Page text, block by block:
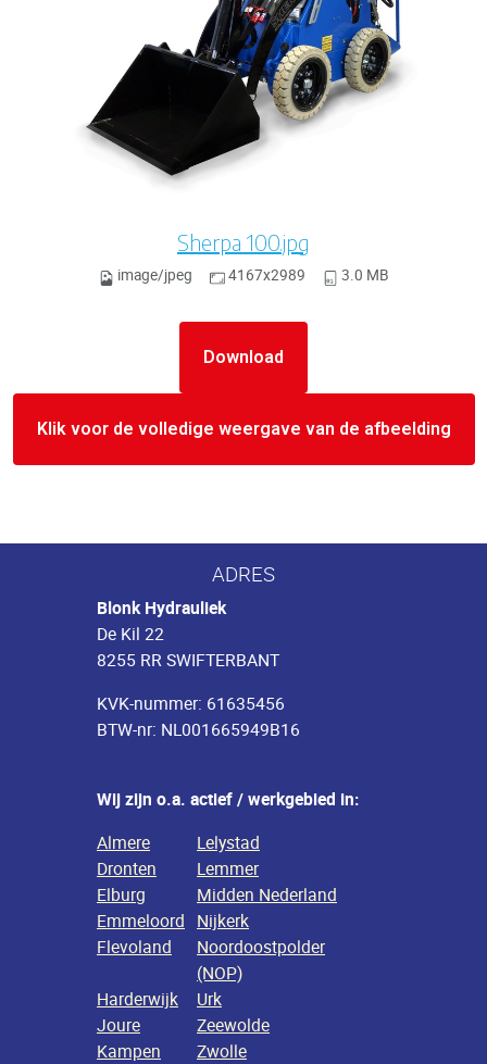
Sherpa 100.jpg
image/jpeg 4167x2989 3.0 MB
Download
Klik voor de volledige weergave van de afbeelding
ADRES
Blonk Hydrauliek
De Kil 22
8255 RR SWIFTERBANT
KVK-nummer: 61635456
BTW-nr: NL001665949B16
Wij zijn o.a. actief / werkgebied in:
Almere
Lelystad
Dronten
Lemmer
Elburg
Midden Nederland
Emmeloord Nijkerk
Flevoland
Noordoostpolder
(NOP)
Harderwijk
Urk
Joure
Zeewolde
Kampen
Zwolle